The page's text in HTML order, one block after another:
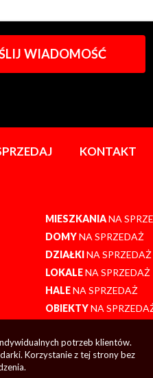
KONTAKT
MIESZKANIANA
DOMYNA SPRZEDAŻ
DZIAŁKINA SPRZEDAŻ
LOKALENA SPRZEDAŻ
HALENA SPRZEDAŻ
OBIEKTYNA
potrzeb klientów.
Korzystanie z tej strony bez